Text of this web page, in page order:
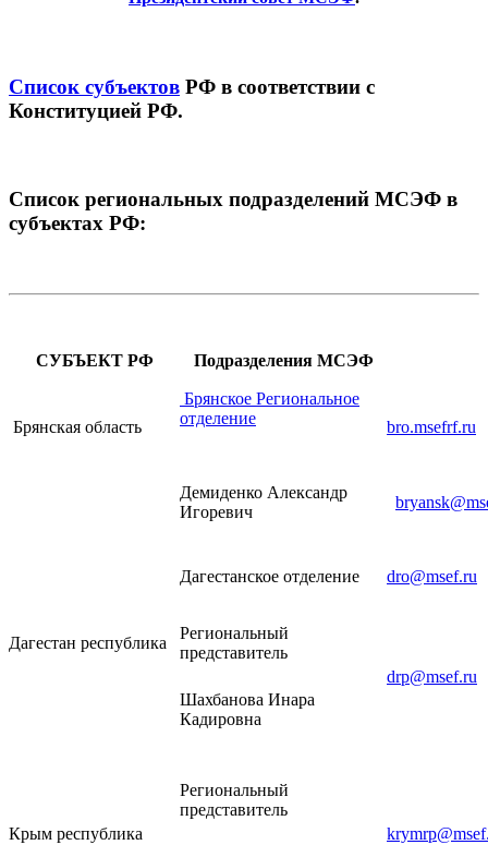
Список субъектов РФ в соответствии с
Конституцией РФ.
Список региональных подразделений МСЭФ в
субъектах РФ:
СУБЪЕКТ РФ Подразделения МСЭФ
Брянская область
Брянское Региональное
отделение
bro.msefrf.ru
Демиденко Александр
Игоревич
Дагестан республика
Дагестанское отделение dro@msef.ru
Региональный
представитель
drp@msef.ru
Шахбанова Инара
Кадировна
Крым республика
Региональный
представитель